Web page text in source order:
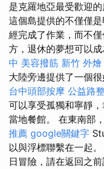
是克羅地亞最受歡迎
這個島提供的不僅僅是
經完成了作業，而不
方，退休的夢想可以成
中 美容撥筋 新竹 外燴
大陸旁邊提供了一個
台中頭部按摩 公益路
可以享受孤獨和寧靜
當地餐館。 在東南部
推薦 google關鍵字
以與浮標聯繫在一起。
日冒險，請在返回之